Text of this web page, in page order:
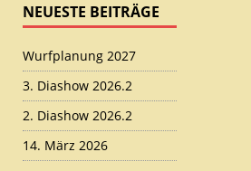
NEUESTE BEITRÄGE
Wurfplanung 2027
3. Diashow 2026.2
2. Diashow 2026.2
14. März 2026